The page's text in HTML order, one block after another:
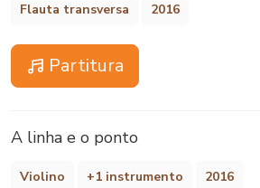
Flauta transversa 2016
Partitura
A linha e o ponto
Violino +1 instrumento 2016